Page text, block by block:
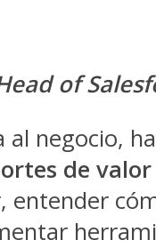
of
al negocio,
de
entender